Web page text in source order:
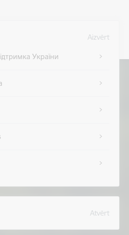
Aizvērt
України
Atvērt